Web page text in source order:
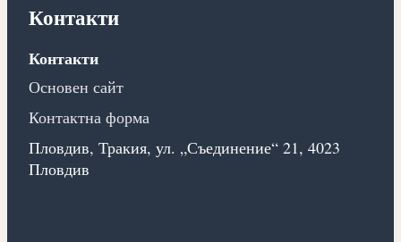
Контакти
Контакти
Основен сайт
Контактна форма
Пловдив, Тракия, ул. „Съединение“ 21, 4023
Пловдив